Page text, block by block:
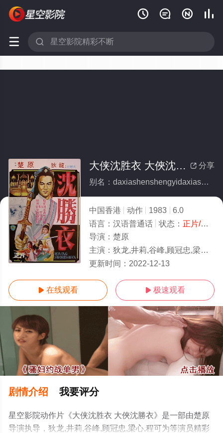
   
 
正片
 分享
大侠沈胜衣 大俠沈勝衣
别名：daxiashenshengyidaxiashenshengyi
中国香港 动作 1983
6.0
语言： 汉语普通话 状态： 正片/高清
导演： 楚原
主演： 狄龙,井莉,谷峰,顾冠忠,梁心,程可为
更新时间： 2022-12-13
 在线观看  极速观看
剧情介绍 我要评分
星空影院动作片《大侠沈胜衣 大俠沈勝衣》是一部由楚原
导演执导，狄龙,井莉,谷峰,顾冠忠,梁心,程可为等演员精彩